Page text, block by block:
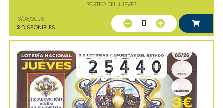
SORTEO DEL JUEVES
13/08/2026
2 DISPONIBLES 0